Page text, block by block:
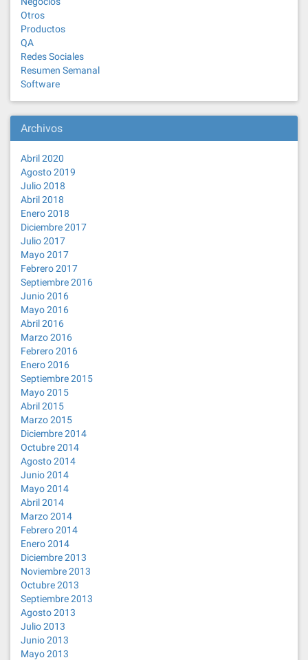
Otros
Productos
QA
Redes Sociales
Resumen Semanal
Software
Archivos
Abril 2020
Agosto 2019
Julio 2018
Abril 2018
Enero 2018
Diciembre 2017
Julio 2017
Mayo 2017
Febrero 2017
Septiembre 2016
Junio 2016
Mayo 2016
Abril 2016
Marzo 2016
Febrero 2016
Enero 2016
Septiembre 2015
Mayo 2015
Abril 2015
Marzo 2015
Diciembre 2014
Octubre 2014
Agosto 2014
Junio 2014
Mayo 2014
Abril 2014
Marzo 2014
Febrero 2014
Enero 2014
Diciembre 2013
Noviembre 2013
Octubre 2013
Septiembre 2013
Agosto 2013
Julio 2013
Junio 2013
Mayo 2013